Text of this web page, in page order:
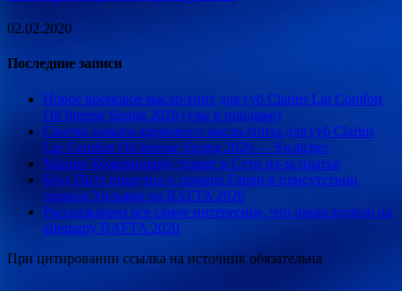
02.02.2020
Последние записи
Новое кремовое масло-тинт для губ Clarins Lip Сomfort
Oil Intense Spring 2020 (уже в продаже)
Свотчи нового кремового масла-тинта для губ Clarins
Lip Сomfort Oil Intense Spring 2020 — Swatches
Марию Кожевникову травят в Сети из-за платья
Брэд Питт пошутил о принце Гарри в присутствии
принца Уильяма на BAFTA 2020
Рассказываем все самое интересное, что происходило на
afterparty BAFTA 2020
При цитировании ссылка на источник обязательна